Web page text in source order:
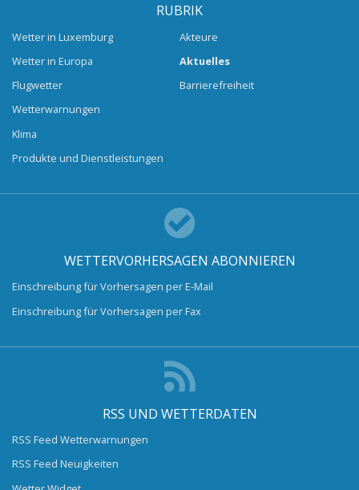
RUBRIK
Wetter in Luxemburg
Wetter in Europa
Flugwetter
Wetterwarnungen
Klima
Produkte und Dienstleistungen
Akteure
Aktuelles
Barrierefreiheit
WETTERVORHERSAGEN ABONNIEREN
Einschreibung für Vorhersagen per E-Mail
Einschreibung für Vorhersagen per Fax
RSS UND WETTERDATEN
RSS Feed Wetterwarnungen
RSS Feed Neuigkeiten